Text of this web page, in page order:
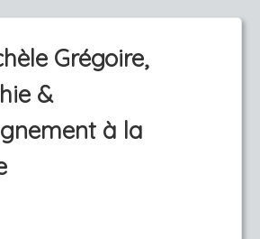
Grégoire,
&
à la